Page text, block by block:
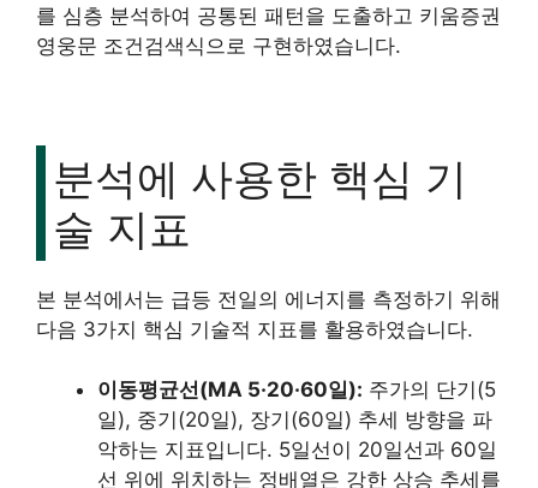
를 심층 분석하여 공통된 패턴을 도출하고 키움증권
영웅문 조건검색식으로 구현하였습니다.
분석에 사용한 핵심 기
술 지표
본 분석에서는 급등 전일의 에너지를 측정하기 위해
다음 3가지 핵심 기술적 지표를 활용하였습니다.
이동평균선(MA 5·20·60일): 주가의 단기(5
일), 중기(20일), 장기(60일) 추세 방향을 파
악하는 지표입니다. 5일선이 20일선과 60일
선 위에 위치하는 정배열은 강한 상승 추세를